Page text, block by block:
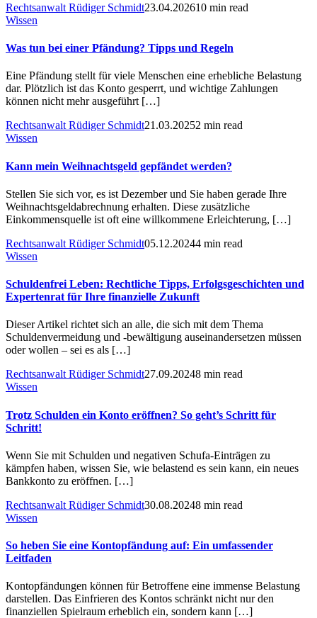
Rechtsanwalt Rüdiger Schmidt23.04.202610 min read
Wissen
Was tun bei einer Pfändung? Tipps und Regeln
Eine Pfändung stellt für viele Menschen eine erhebliche Belastung
dar. Plötzlich ist das Konto gesperrt, und wichtige Zahlungen
können nicht mehr ausgeführt […]
Rechtsanwalt Rüdiger Schmidt21.03.20252 min read
Wissen
Kann mein Weihnachtsgeld gepfändet werden?
Stellen Sie sich vor, es ist Dezember und Sie haben gerade Ihre
Weihnachtsgeldabrechnung erhalten. Diese zusätzliche
Einkommensquelle ist oft eine willkommene Erleichterung, […]
Rechtsanwalt Rüdiger Schmidt05.12.20244 min read
Wissen
Schuldenfrei Leben: Rechtliche Tipps, Erfolgsgeschichten und
Expertenrat für Ihre finanzielle Zukunft
Dieser Artikel richtet sich an alle, die sich mit dem Thema
Schuldenvermeidung und -bewältigung auseinandersetzen müssen
oder wollen – sei es als […]
Rechtsanwalt Rüdiger Schmidt27.09.20248 min read
Wissen
Trotz Schulden ein Konto eröffnen? So geht’s Schritt für
Schritt!
Wenn Sie mit Schulden und negativen Schufa-Einträgen zu
kämpfen haben, wissen Sie, wie belastend es sein kann, ein neues
Bankkonto zu eröffnen. […]
Rechtsanwalt Rüdiger Schmidt30.08.20248 min read
Wissen
So heben Sie eine Kontopfändung auf: Ein umfassender
Leitfaden
Kontopfändungen können für Betroffene eine immense Belastung
darstellen. Das Einfrieren des Kontos schränkt nicht nur den
finanziellen Spielraum erheblich ein, sondern kann […]